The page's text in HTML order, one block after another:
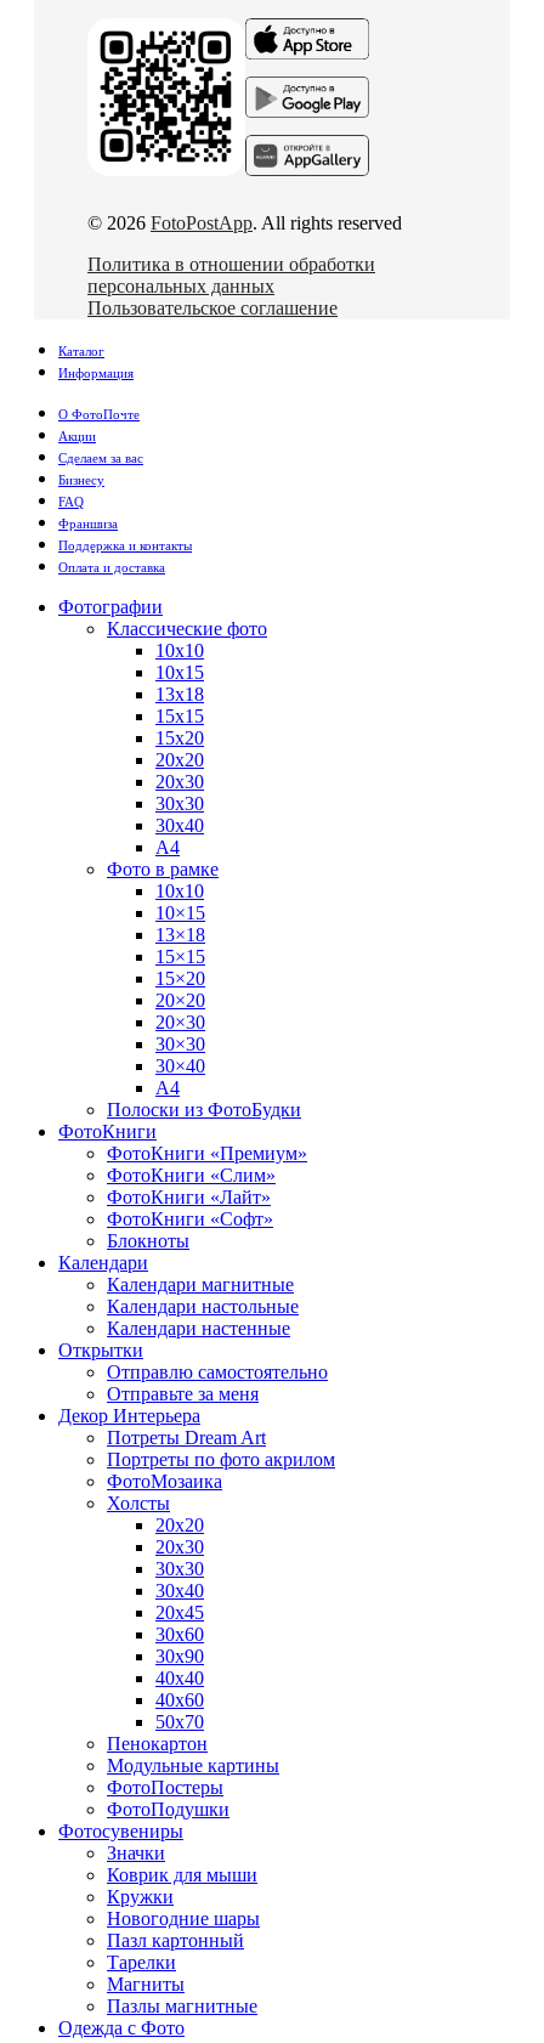
© 2026 FotoPostApp. All rights reserved
Политика в отношении обработки
персональных данных
Пользовательское соглашение
Каталог
Информация
О ФотоПочте
Акции
Сделаем за вас
Бизнесу
FAQ
Франшиза
Поддержка и контакты
Оплата и доставка
Фотографии
Классические фото
10х10
10х15
13х18
15х15
15х20
20х20
20х30
30х30
30х40
А4
Фото в рамке
10х10
10×15
13×18
15×15
15×20
20×20
20×30
30×30
30×40
A4
Полоски из ФотоБудки
ФотоКниги
ФотоКниги «Премиум»
ФотоКниги «Слим»
ФотоКниги «Лайт»
ФотоКниги «Софт»
Блокноты
Календари
Календари магнитные
Календари настольные
Календари настенные
Открытки
Отправлю самостоятельно
Отправьте за меня
Декор Интерьера
Потреты Dream Art
Портреты по фото акрилом
ФотоМозаика
Холсты
20х20
20х30
30х30
30х40
20х45
30х60
30х90
40х40
40х60
50х70
Пенокартон
Модульные картины
ФотоПостеры
ФотоПодушки
Фотоcувениры
Значки
Коврик для мыши
Кружки
Новогодние шары
Пазл картонный
Тарелки
Магниты
Пазлы магнитные
Одежда с Фото